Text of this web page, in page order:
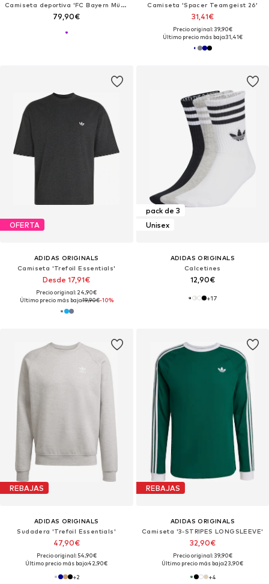
Camiseta deportiva 'FC Bayern München Terrace Icons'
79,90€
Camiseta 'Spacer Teamgeist 26'
31,41€
Precio original: 39,90€
Último precio más bajo:31,41€
OFERTA
ADIDAS ORIGINALS
Camiseta 'Trefoil Essentials'
Desde 17,91€
Precio original: 24,90€
Último precio más bajo:19,90€-10%
pack de 3
Unisex
ADIDAS ORIGINALS
Calcetines
12,90€
+17
REBAJAS
ADIDAS ORIGINALS
Sudadera 'Trefoil Essentials'
47,90€
Precio original: 54,90€
Último precio más bajo:42,90€
+2
REBAJAS
ADIDAS ORIGINALS
Camiseta '3-STRIPES LONGSLEEVE'
32,90€
Precio original: 39,90€
Último precio más bajo:23,90€
+4